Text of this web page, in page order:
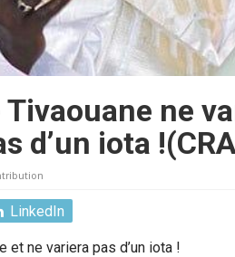
ne
d’un iota
LinkedIn
et ne variera pas d’un iota !